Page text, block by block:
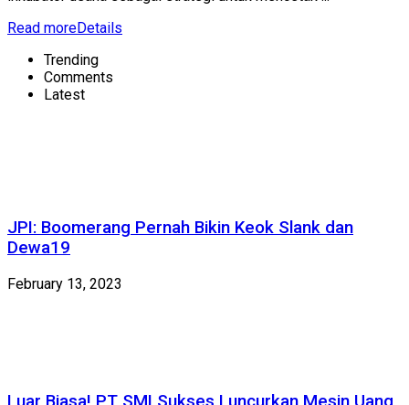
Read moreDetails
Trending
Comments
Latest
JPI: Boomerang Pernah Bikin Keok Slank dan
Dewa19
February 13, 2023